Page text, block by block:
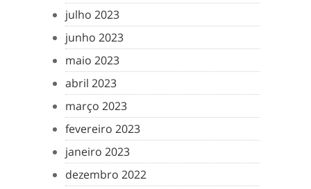
julho 2023
junho 2023
maio 2023
abril 2023
março 2023
fevereiro 2023
janeiro 2023
dezembro 2022